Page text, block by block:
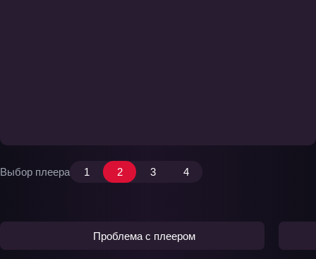
Выбор плеера 1 2 3 4
Проблема с плеером